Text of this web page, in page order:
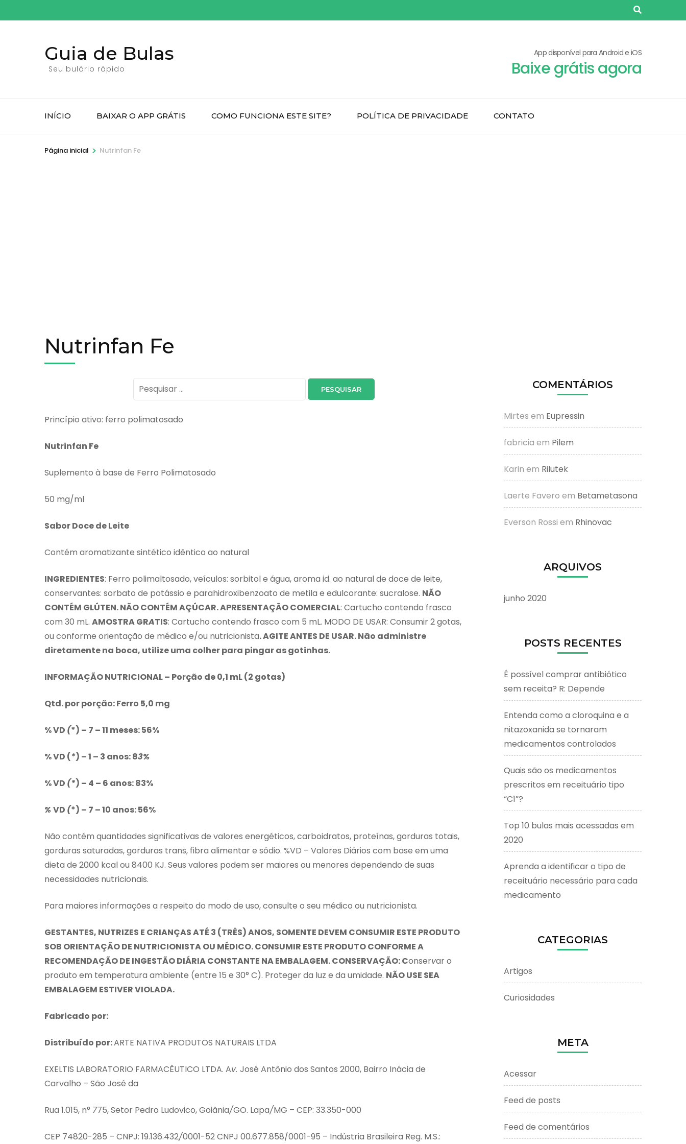
para
Guia de Bulas
Seu bulário rápido
App disponível para Android e iOS
Baixe grátis agora
INÍCIO BAIXAR O APP GRÁTIS COMO FUNCIONA ESTE SITE? POLÍTICA DE PRIVACIDADE CONTATO
Página inicial > Nutrinfan Fe
Nutrinfan Fe
Pesquisar
por:
Princípio ativo: ferro polimatosado
Nutrinfan Fe
Suplemento à base de Ferro Polimatosado
50 mg/ml
Sabor Doce de Leite
Contém aromatizante sintético idêntico ao natural
INGREDIENTES: Ferro polimaltosado, veículos: sorbitol e água, aroma id. ao natural de doce de leite,
conservantes: sorbato de potássio e parahidroxibenzoato de metila e edulcorante: sucralose. NÃO
CONTÉM GLÚTEN. NÃOCONTÉM AÇÚCAR.APRESENTAÇÃO COMERCIAL: Cartucho contendo frasco
com 30 mL. AMOSTRA GRATIS: Cartucho contendo frasco com 5 mL. MODO DE USAR: Consumir 2 gotas,
ou conforme orientação de médico e/ou nutricionista. AGITE ANTES DE USAR.Não administre
diretamente na boca, utilize uma colher para pingaras gotinhas.
INFORMAÇÃO NUTRICIONAL – Porção de 0,1 mL (2 gotas)
Qtd. por porção:Ferro 5,0 mg
% VD (*) – 7 – 11 meses: 56%
% VD (*) – 1 – 3 anos: 83%
% VD (*) – 4 – 6 anos: 83%
% VD (*) – 7 – 10 anos: 56%
Não contém quantidades significativas de valores energéticos, carboidratos, proteínas, gorduras totais,
gorduras saturadas, gorduras trans, fibra alimentar e sódio. %VD – Valores Diários com base em uma
dieta de 2000 kcal ou 8400 KJ. Seus valores podem ser maiores ou menores dependendo de suas
necessidades nutricionais.
Para maiores informações a respeito do modo de uso, consulte o seu médico ou nutricionista.
GESTANTES, NUTRIZES E CRIANÇAS ATÉ 3 (TRÊS) ANOS, SOMENTE DEVEM CONSUMIR ESTE PRODUTO
SOB ORIENTAÇÃO DE NUTRICIONISTA OU MÉDICO.CONSUMIR ESTE PRODUTO CONFORME A
RECOMENDAÇÃO DE INGESTÃODIÁRIA CONSTANTE NA EMBALAGEM.CONSERVAÇÃO: Conservar o
produto em temperatura ambiente (entre 15 e 30° C). Proteger da luz e da umidade. NÃO USE SEA
EMBALAGEM ESTIVER VIOLADA.
Fabricado por:
Distribuído por:ARTE NATIVA PRODUTOS NATURAIS LTDA
EXELTIS LABORATORIO FARMACÊUTICO LTDA. Av. José Antônio dos Santos 2000, Bairro Inácia de
Carvalho – São José da
Rua 1.015, n° 775, Setor Pedro Ludovico, Goiânia/GO. Lapa/MG – CEP: 33.350-000
CEP 74820-285 – CNPJ: 19.136.432/0001-52 CNPJ 00.677.858/0001-95 – Indústria Brasileira Reg. M.S.:
COMENTÁRIOS
Mirtes em Eupressin
fabricia em Pilem
Karin em Rilutek
Laerte Favero em Betametasona
Everson Rossi em Rhinovac
ARQUIVOS
junho 2020
POSTS RECENTES
É possível comprar antibiótico
sem receita? R: Depende
Entenda como a cloroquina e a
nitazoxanida se tornaram
medicamentos controlados
Quais são os medicamentos
prescritos em receituário tipo
“C1”?
Top 10 bulas mais acessadas em
2020
Aprenda a identificar o tipo de
receituário necessário para cada
medicamento
CATEGORIAS
Artigos
Curiosidades
META
Acessar
Feed de posts
Feed de comentários